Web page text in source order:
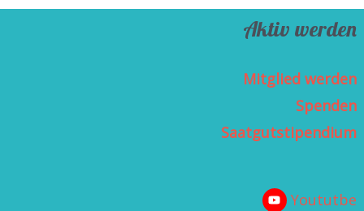
Aktiv werden
Mitglied werden
Spenden
Saatgutstipendium
Yoututbe